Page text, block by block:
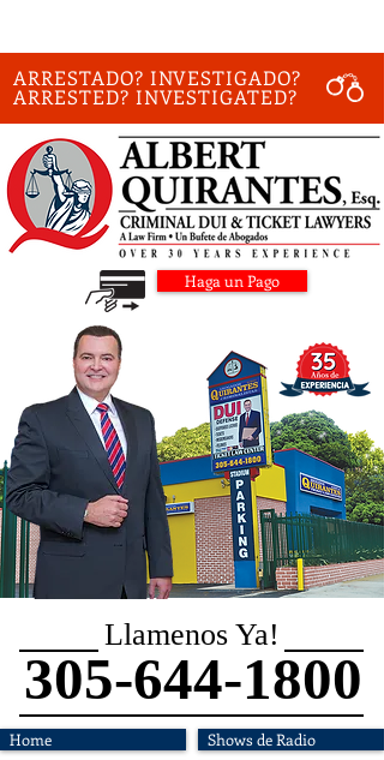
ARRESTADO? INVESTIGADO?
ARRESTED? INVESTIGATED?
Haga un Pago
Llamenos Ya!
305-644-1800
Home
Shows de Radio